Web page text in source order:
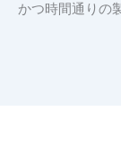
かつ時間通りの